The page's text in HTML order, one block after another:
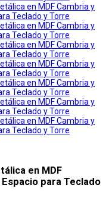
en MDF
Espacio para Teclado